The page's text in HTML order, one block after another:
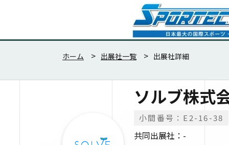
ホーム 出展社一覧 出展社詳細
ソルブ株式
小間番号：E2-16-38
共同出展社：-